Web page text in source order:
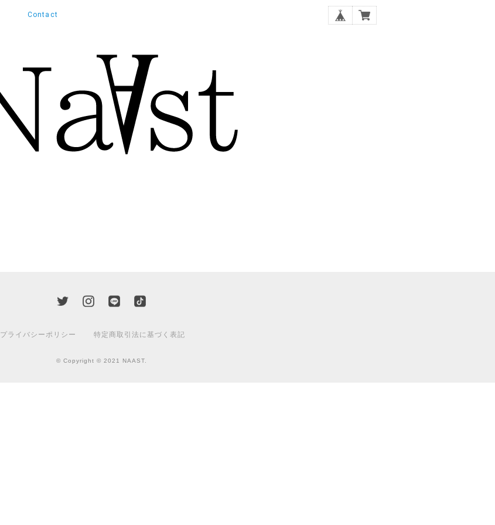
Contact
プライバシーポリシー 特定商取引法に基づく表記
© Copyright © 2021 NAAST.